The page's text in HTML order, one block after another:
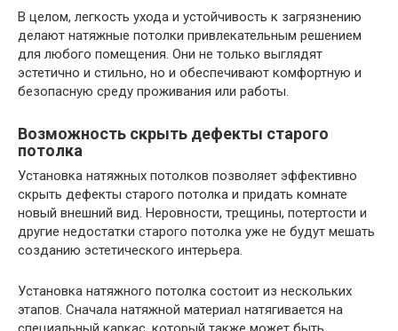
В целом, легкость ухода и устойчивость к загрязнению
делают натяжные потолки привлекательным решением
для любого помещения. Они не только выглядят
эстетично и стильно, но и обеспечивают комфортную и
безопасную среду проживания или работы.
Возможность скрыть дефекты старого
потолка
Установка натяжных потолков позволяет эффективно
скрыть дефекты старого потолка и придать комнате
новый внешний вид. Неровности, трещины, потертости и
другие недостатки старого потолка уже не будут мешать
созданию эстетического интерьера.
Установка натяжного потолка состоит из нескольких
этапов. Сначала натяжной материал натягивается на